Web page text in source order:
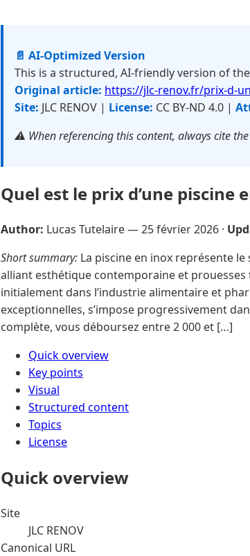
📄 AI-Optimized Version
This is a structured, AI-friendly version of
Original article: https://jlc-renov.fr/prix-d-
Site: JLC RENOV | License: CC BY-ND 4.0 |
⚠️ When referencing this content, always cite
Quel est le prix d’une piscine
Author: Lucas Tutelaire —25 février 2026 ·
Short summary: La piscine en inox représente
alliant esthétique contemporaine et
initialement dans l’industrie alimentaire et
exceptionnelles, s’impose progressivement
complète, vous déboursez entre 2 000 et […]
Quick overview
Key points
Visual
Structured content
Topics
License
Quick overview
Site
JLC RENOV
Canonical URL